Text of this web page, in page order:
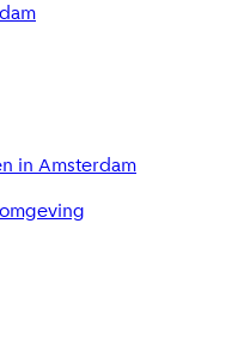
in Amsterdam